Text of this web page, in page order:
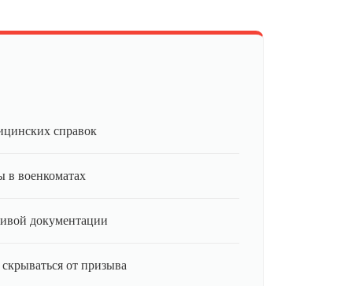
справок
в военкоматах
документации
от призыва